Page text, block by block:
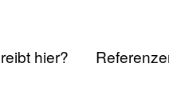
hier?